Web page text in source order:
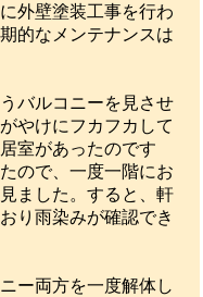
外壁塗装工事を行わ
的なメンテナンスは
バルコニーを見させ
やけにフカフカして
室があったのです
ので、一度一階にお
ました。すると、軒
り雨染みが確認でき
ー両方を一度解体し